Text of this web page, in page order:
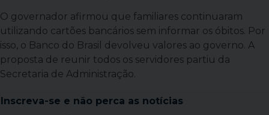
O governador afirmou que familiares continuaram
utilizando cartões bancários sem informar os óbitos. Por
isso, o Banco do Brasil devolveu valores ao governo. A
proposta de reunir todos os servidores partiu da
Secretaria de Administração.
Inscreva-se e não perca as notícias